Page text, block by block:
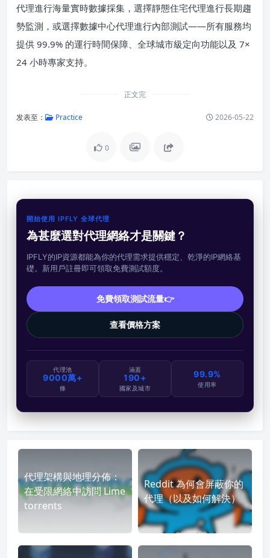
代理進行海量實時數據採集，選擇靜態住宅代理進行長期趨
勢監測，或選擇數據中心代理進行內部測試——所有服務均
提供 99.9% 的運行時間保障、全球城市級定向功能以及 7×
24 小時專家支持。
正文完
发表至： Practice 2026-05-22
0
開始使用 IPFLY 全球代理
為甚麼選對代理網絡才是關鍵？
IPFLY的IP資源都能為你的代理需求提供穩定、乾淨的IP網絡基
礎。新用戶註冊即可領取免費測試額度。
免費領取測試流量👉
查看價格方案
代理池
9000萬+
條
涵蓋
190+
國家及城市
99.9%
使用率
代理架構與地理分佈：
在受限網絡中訪問 Lime
torrents
Reddit 為何會屏蔽你的
代理（以及如何解決）